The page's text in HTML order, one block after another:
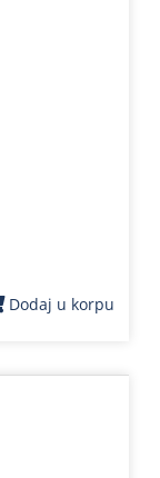
Dodaj u korpu